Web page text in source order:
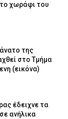
χωράφι του
της
στο Τμήμα
(εικόνα)
έδειχνε τα
ανήλικα